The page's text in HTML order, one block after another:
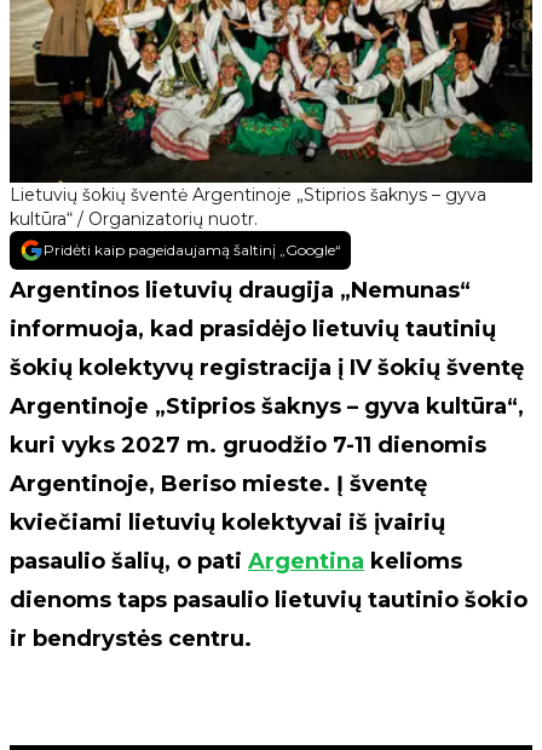
Lietuvių šokių šventė Argentinoje „Stiprios šaknys – gyva
kultūra“ / Organizatorių nuotr.
Pridėti kaip pageidaujamą šaltinį „Google“
Argentinos lietuvių draugija „Nemunas“
informuoja, kad prasidėjo lietuvių tautinių
šokių kolektyvų registracija į IV šokių šventę
Argentinoje „Stiprios šaknys – gyva kultūra“,
kuri vyks 2027 m. gruodžio 7-11 dienomis
Argentinoje, Beriso mieste. Į šventę
kviečiami lietuvių kolektyvai iš įvairių
pasaulio šalių, o pati Argentina kelioms
dienoms taps pasaulio lietuvių tautinio šokio
ir bendrystės centru.